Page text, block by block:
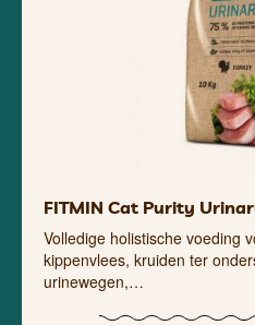
FITMIN Cat Purity
Volledige holistische voeding
kippenvlees, kruiden ter
urinewegen,…